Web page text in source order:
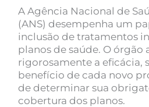
A Agência Nacional de
(ANS) desempenha um
inclusão de tratamentos
planos de saúde. O órgão
rigorosamente a eficácia,
benefício de cada novo
de determinar sua
cobertura dos planos.